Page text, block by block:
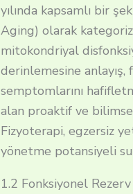
yılında kapsamlı bir
Aging) olarak
mitokondriyal
derinlemesine
semptomlarını
alan proaktif ve
Fizyoterapi, egzersiz
yönetme potansiyeli
1.2 Fonksiyonel Rezerv